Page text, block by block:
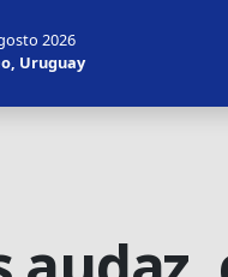
2026
Uruguay